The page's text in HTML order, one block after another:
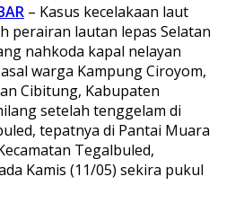
– Kasus kecelakaan laut
perairan lautan lepas Selatan
nahkoda kapal nelayan
warga Kampung Ciroyom,
Cibitung, Kabupaten
setelah tenggelam di
tepatnya di Pantai Muara
Tegalbuled,
Kamis (11/05) sekira pukul